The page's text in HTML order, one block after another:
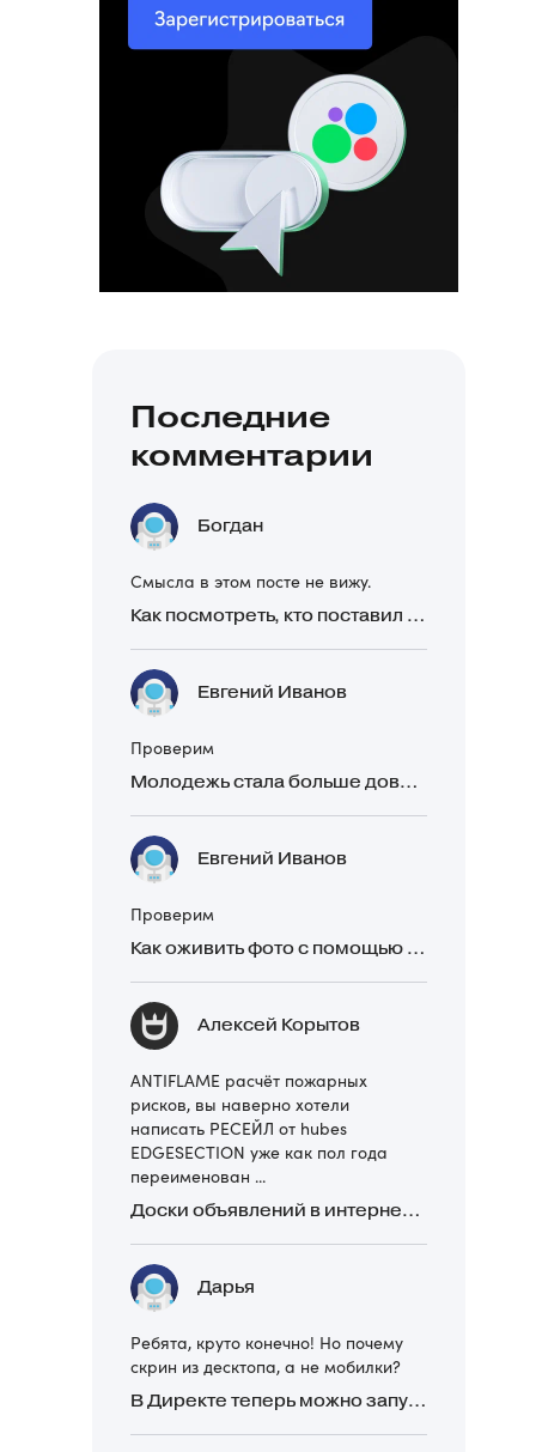
Последние
комментарии
Богдан
Смысла в этом посте не вижу.
Как посмотреть, кто поставил реакцию в Telegram
Евгений Иванов
Проверим
Молодежь стала больше доверять рекомендациям в закрытых Telegram-чатах, чем официальной рекламе
Евгений Иванов
Проверим
Как оживить фото с помощью нейросетей в 2026 году: 17 бесплатных онлайн-сервисов, приложений и ботов
Алексей Корытов
ANTIFLAME расчёт пожарных
рисков, вы наверно хотели
написать РЕСЕЙЛ от hubes
EDGESECTION уже как пол года
переименован ...
Доски объявлений в интернете: какие лучше и безопаснее? Сравниваем 5 популярных
Дарья
Ребята, круто конечно! Но почему
скрин из десктопа, а не мобилки?
В Директе теперь можно запускать Премиум-билборд для мобильных устройств